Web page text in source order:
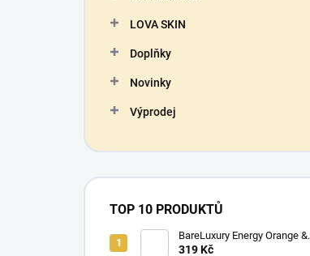
LOVA SKIN
Doplňky
Novinky
Výprodej
TOP 10 PRODUKTŮ
BareLuxury Energy Orange &
Lemongrass Lotion 240ml -
319 Kč